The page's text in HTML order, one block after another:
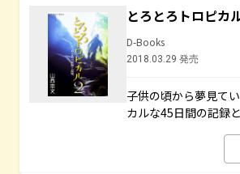
とろとろトロピ
D-Books
2018.03.29 発売
子供の頃から夢見て
カルな45日間の記録と